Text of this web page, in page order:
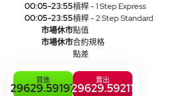
00:05-23:55
00:05-23:55
市場休市
市場休市
槓桿 - 1 Step Express
槓桿 - 2 Step Standard
點值
合約規格
點差
買進
29629.59197
賣出
29629.59211